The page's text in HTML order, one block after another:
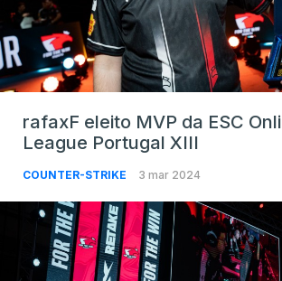
rafaxF eleito MVP da ESC
League Portugal XIII
COUNTER-STRIKE 3 mar 2024